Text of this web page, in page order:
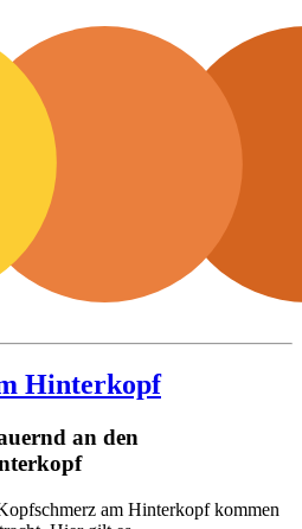
Hinterkopf
an den
am Hinterkopf kommen